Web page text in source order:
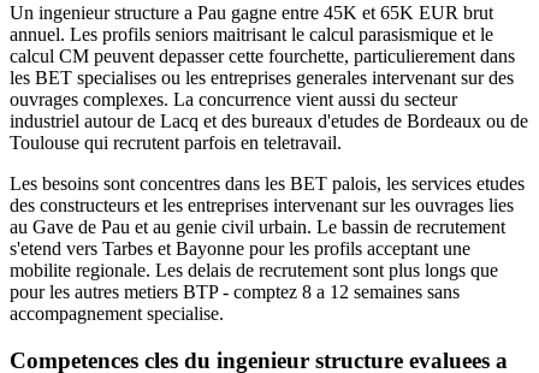
Un ingenieur structure a Pau gagne entre 45K et 65K EUR brut
annuel. Les profils seniors maitrisant le calcul parasismique et le
calcul CM peuvent depasser cette fourchette, particulierement dans
les BET specialises ou les entreprises generales intervenant sur des
ouvrages complexes. La concurrence vient aussi du secteur
industriel autour de Lacq et des bureaux d'etudes de Bordeaux ou de
Toulouse qui recrutent parfois en teletravail.
Les besoins sont concentres dans les BET palois, les services etudes
des constructeurs et les entreprises intervenant sur les ouvrages lies
au Gave de Pau et au genie civil urbain. Le bassin de recrutement
s'etend vers Tarbes et Bayonne pour les profils acceptant une
mobilite regionale. Les delais de recrutement sont plus longs que
pour les autres metiers BTP - comptez 8 a 12 semaines sans
accompagnement specialise.
Competences cles du ingenieur structure evaluees a